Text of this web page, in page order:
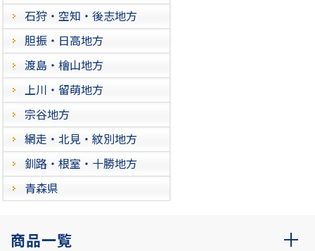
石狩・空知・後志地方
胆振・日高地方
渡島・檜山地方
上川・留萌地方
宗谷地方
網走・北見・紋別地方
釧路・根室・十勝地方
青森県
商品一覧